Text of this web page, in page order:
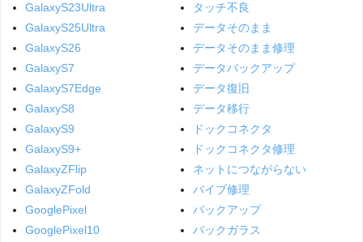
GalaxyS23Ultra
GalaxyS25Ultra
GalaxyS26
GalaxyS7
GalaxyS7Edge
GalaxyS8
GalaxyS9
GalaxyS9+
GalaxyZFlip
GalaxyZFold
GooglePixel
GooglePixel10
タッチ不良
データそのまま
データそのまま修理
データバックアップ
データ復旧
データ移行
ドックコネクタ
ドックコネクタ修理
ネットにつながらない
バイブ修理
バックアップ
バックガラス